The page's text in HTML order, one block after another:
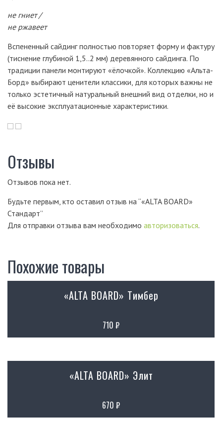
не гниет /
не ржавеет
Вспененный сайдинг полностью повторяет форму и фактуру
(тиснение глубиной 1,5..2 мм) деревянного сайдинга. По
традиции панели монтируют «ёлочкой». Коллекцию «Альта-
Борд» выбирают ценители классики, для которых важны не
только эстетичный натуральный внешний вид отделки, но и
её высокие эксплуатационные характеристики.
Отзывы
Отзывов пока нет.
Будьте первым, кто оставил отзыв на “«ALTA BOARD»
Стандарт”
Для отправки отзыва вам необходимо авторизоваться.
Похожие товары
«ALTA BOARD» Тимбер
710 ₽
«ALTA BOARD» Элит
670 ₽